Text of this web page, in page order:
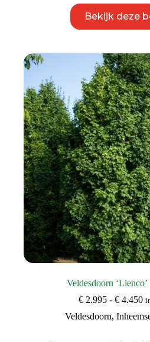
Bekijk deze
heeft
Deze
optie
kan
op
de
Veldesdoorn ‘Lienco’
€2.995 - €4.450
Veldesdoorn,